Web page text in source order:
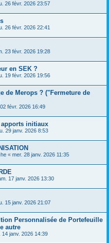
26 févr. 2026 23:57
26 févr. 2026 22:41
23 févr. 2026 19:28
en SEK ?
19 févr. 2026 19:56
de Merops ? ("Fermeture de
févr. 2026 16:49
apports initiaux
29 janv. 2026 8:53
« mer. 28 janv. 2026 11:35
17 janv. 2026 13:30
15 janv. 2026 21:07
Personnalisée de Portefeuille
autre
14 janv. 2026 14:39